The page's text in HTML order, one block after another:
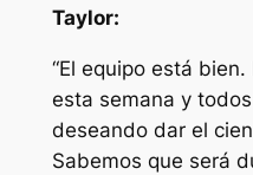
Taylor:
“El equipo está
esta semana y
deseando dar el
Sabemos que será